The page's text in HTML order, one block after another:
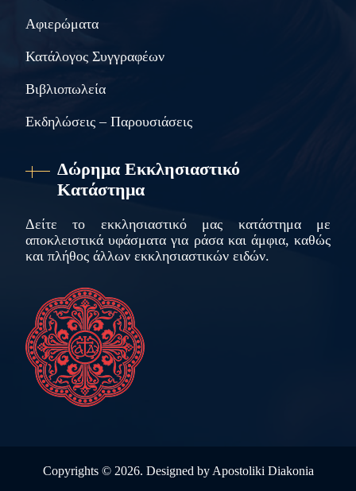
Αφιερώματα
Κατάλογος Συγγραφέων
Βιβλιοπωλεία
Εκδηλώσεις – Παρουσιάσεις
Δώρημα Εκκλησιαστικό
Κατάστημα
Δείτε το εκκλησιαστικό μας κατάστημα με
αποκλειστικά υφάσματα για ράσα και άμφια, καθώς
και πλήθος άλλων εκκλησιαστικών ειδών.
Copyrights © 2026. Designed by Apostoliki Diakonia